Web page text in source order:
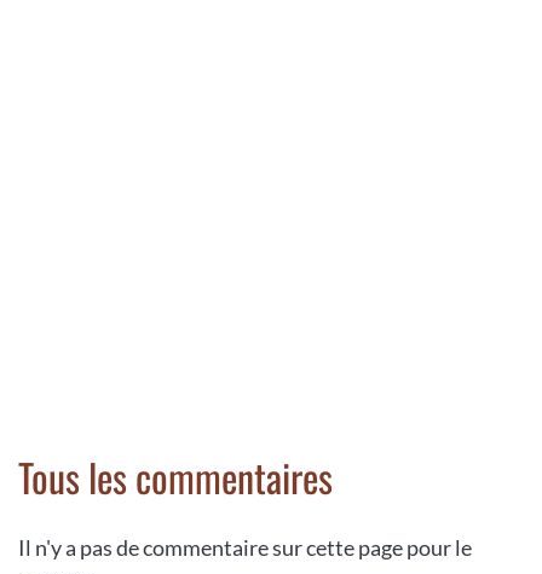
Tous les commentaires
Il n'y a pas de commentaire sur cette page pour le